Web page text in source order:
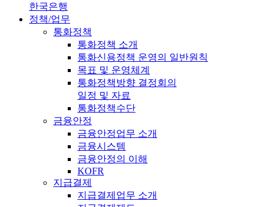
한국은행
정책/업무
통화정책
통화정책 소개
통화신용정책 운영의 일반원칙
목표 및 운영체계
통화정책방향 결정회의
일정 및 자료
통화정책수단
금융안정
금융안정업무 소개
금융시스템
금융안정의 이해
KOFR
지급결제
지급결제업무 소개